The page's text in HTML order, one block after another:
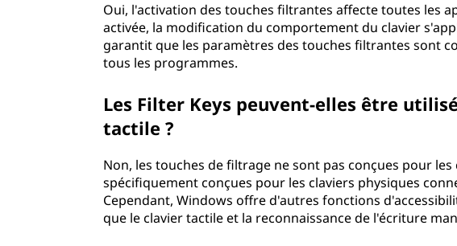
Oui, l'activation des touches filtrantes affecte toutes les
activée, la modification du comportement du clavier
garantit que les paramètres des touches filtrantes sont
tous les programmes.
Les Filter Keys peuvent-elles être
tactile ?
Non, les touches de filtrage ne sont pas conçues pour
spécifiquement conçues pour les claviers physiques
Cependant, Windows offre d'autres fonctions
que le clavier tactile et la reconnaissance de l'écriture